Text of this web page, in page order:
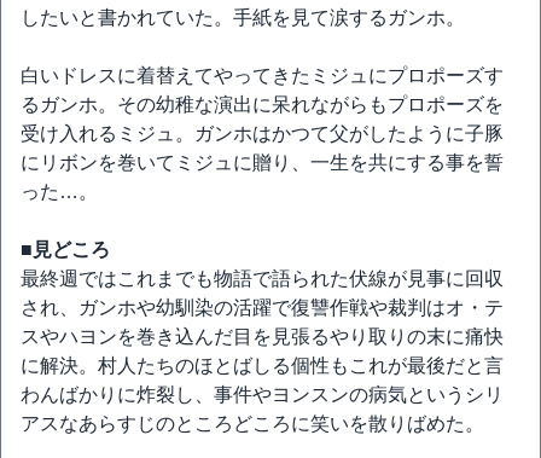
したいと書かれていた。手紙を見て涙するガンホ。
白いドレスに着替えてやってきたミジュにプロポーズす
るガンホ。その幼稚な演出に呆れながらもプロポーズを
受け入れるミジュ。ガンホはかつて父がしたように子豚
にリボンを巻いてミジュに贈り、一生を共にする事を誓
った…。
■見どころ
最終週ではこれまでも物語で語られた伏線が見事に回収
され、ガンホや幼馴染の活躍で復讐作戦や裁判はオ・テ
スやハヨンを巻き込んだ目を見張るやり取りの末に痛快
に解決。村人たちのほとばしる個性もこれが最後だと言
わんばかりに炸裂し、事件やヨンスンの病気というシリ
アスなあらすじのところどころに笑いを散りばめた。